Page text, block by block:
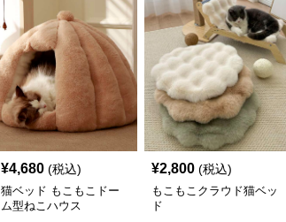
¥4,680 (税込)
猫ベッド もこもこドー
ム型ねこハウス
¥2,800 (税込)
もこもこクラウド猫ベッ
ド